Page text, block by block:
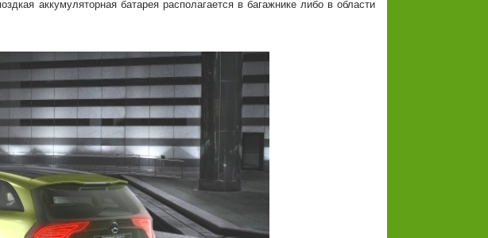
аккумуляторная батарея располагается в багажнике либо в области